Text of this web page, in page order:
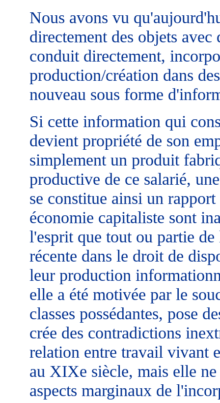
Nous avons vu
directement des objets
conduit directement,
production/création dans
nouveau sous forme
Si cette information qui
devient propriété de son
simplement un produit
productive de ce salarié,
se constitue ainsi un
économie capitaliste sont
l'esprit que tout ou partie
récente dans le droit de
leur production
elle a été motivée par le
classes possédantes, pose
crée des contradictions
relation entre travail vivant
au XIXe siècle, mais elle
aspects marginaux de